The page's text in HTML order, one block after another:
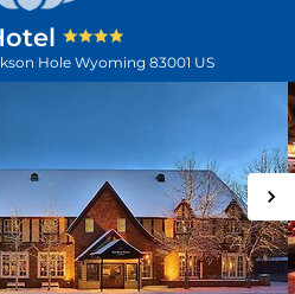
Hole Wyoming 83001 US